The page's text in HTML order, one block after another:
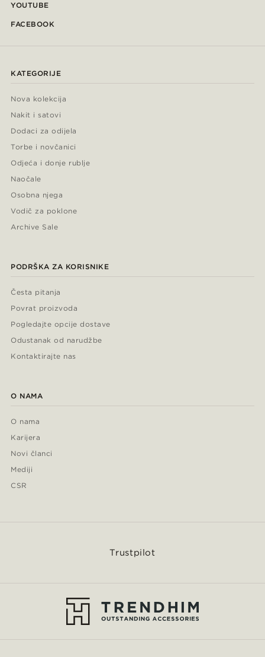
YOUTUBE
FACEBOOK
KATEGORIJE
Nova kolekcija
Nakit i satovi
Dodaci za odijela
Torbe i novčanici
Odjeća i donje rublje
Naočale
Osobna njega
Vodič za poklone
Archive Sale
PODRŠKA ZA KORISNIKE
Česta pitanja
Povrat proizvoda
Pogledajte opcije dostave
Odustanak od narudžbe
Kontaktirajte nas
O NAMA
O nama
Karijera
Novi članci
Mediji
CSR
Trustpilot